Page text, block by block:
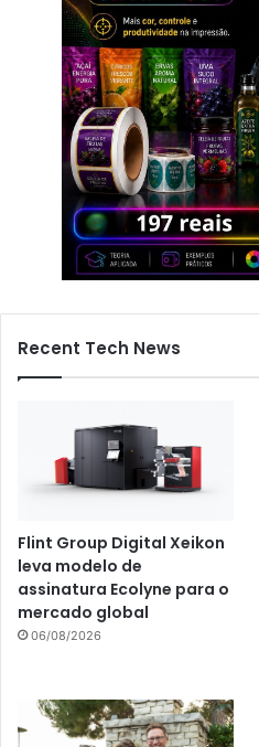
Recent Tech News
Flint Group Digital Xeikon
leva modelo de
assinatura Ecolyne para o
mercado global
06/08/2026